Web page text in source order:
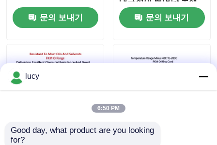
품질 관리
뉴스
충돌 O링
문의 보내기
고온 O링
문의 보내기
대부분의 오일과 용매
lucy
6:50 PM
Good day, what product are you looking
for?